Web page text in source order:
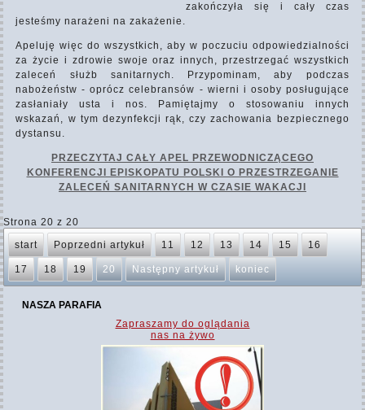
zakończyła się i cały czas
jesteśmy narażeni na zakażenie.
Apeluję więc do wszystkich, aby w poczuciu odpowiedzialności
za życie i zdrowie swoje oraz innych, przestrzegać wszystkich
zaleceń służb sanitarnych. Przypominam, aby podczas
nabożeństw - oprócz celebransów - wierni i osoby posługujące
zasłaniały usta i nos. Pamiętajmy o stosowaniu innych
wskazań, w tym dezynfekcji rąk, czy zachowania bezpiecznego
dystansu.
PRZECZYTAJ CAŁY APEL PRZEWODNICZĄCEGO
KONFERENCJI EPISKOPATU POLSKI O PRZESTRZEGANIE
ZALECEŃ SANITARNYCH W CZASIE WAKACJI
Strona 20 z 20
start
Poprzedni artykuł 11 12 13 14 15 16
17 18 19 20 Następny artykuł koniec
NASZA PARAFIA
Zapraszamy do oglądania
nas na żywo